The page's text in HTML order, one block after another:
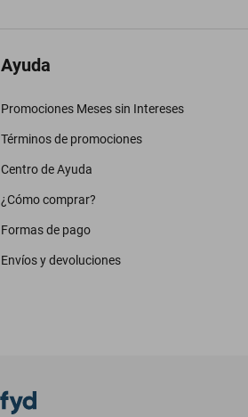
Ayuda
Promociones Meses sin Intereses
Términos de promociones
Centro de Ayuda
¿Cómo comprar?
Formas de pago
Envíos y devoluciones